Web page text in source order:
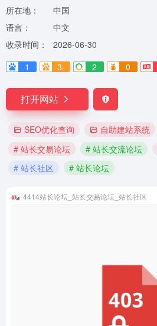
所在地：
中国
语言：
中文
收录时间：
2026-06-30
1
3- 2 0
打开网站
SEO优化查询 自助建站系统
# 站长交易论坛
# 站长交流论坛
# 站长社区
# 站长论坛
4414站长论坛_站长交易论坛_站长社区